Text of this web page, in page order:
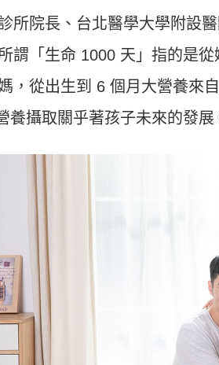
所院長、台北醫學大學附設
謂「生命 1000 天」指的是
，從出生到 6 個月大營養來
養攝取關乎著孩子未來的發展